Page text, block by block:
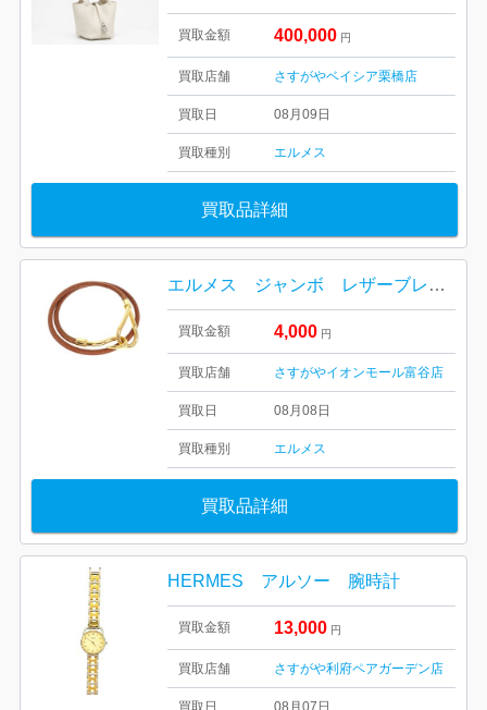
買取金額 400,000 円
買取店舗 さすがやベイシア栗橋店
買取日 08月09日
買取種別 エルメス
買取品詳細
エルメス ジャンボ レザーブレスレッド
買取金額 4,000 円
買取店舗 さすがやイオンモール富谷店
買取日 08月08日
買取種別 エルメス
買取品詳細
HERMES アルソー 腕時計
買取金額 13,000 円
買取店舗 さすがや利府ペアガーデン店